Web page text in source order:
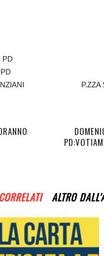
PD P.ZZA
PD VIA
ANZIANI P.ZZA
ALTRO